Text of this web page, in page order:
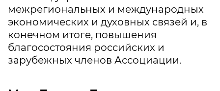
межрегиональных и международных
экономических и духовных связей и, в
конечном итоге, повышения
благосостояния российских и
зарубежных членов Ассоциации.